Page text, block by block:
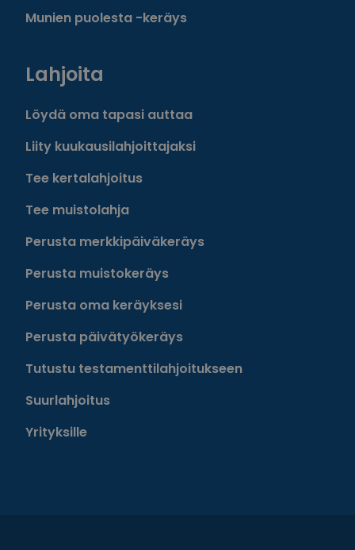
Munien puolesta -keräys
Lahjoita
Löydä oma tapasi auttaa
Liity kuukausilahjoittajaksi
Tee kertalahjoitus
Tee muistolahja
Perusta merkkipäiväkeräys
Perusta muistokeräys
Perusta oma keräyksesi
Perusta päivätyökeräys
Tutustu testamenttilahjoitukseen
Suurlahjoitus
Yrityksille